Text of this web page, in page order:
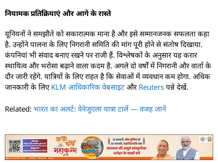
नियामक प्रतिक्रियाएं और आगे के रास्ते
यूनियनों ने समझौते को सकारात्मक माना है और इसे सम्मानजनक सफलता कहा
है. उन्होंने पालना के लिए निगरानी समिति की मांग पूरी होने से संतोष दिखाया.
कंपनियां भी संवाद बनाए रखने पर राजी हैं. विश्लेषकों के अनुसार यह करार
स्थायित्व और भरोसा बढ़ाने वाला कदम है. अगले दो वर्षों में निगरानी और वार्ता के
दौर जारी रहेंगे. यात्रियों के लिए राहत है कि सेवाओं में व्यवधान कम होगा. अधिक
जानकारी के लिए KLM आधिकारिक वेबसाइट और Reuters पन्ने देखें.
Related: भारत का अलर्ट: वेनेजुएला यात्रा टालें — वजह जानें